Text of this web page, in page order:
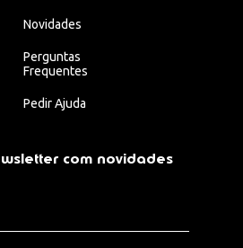
Novidades
Perguntas
Frequentes
Pedir Ajuda
com novidades